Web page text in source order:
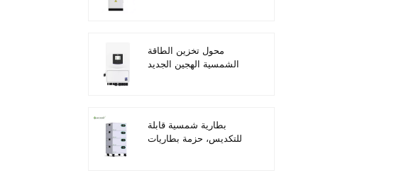
الخارجي، بجهد 51.2 فولت
وسعة 100 أمبير/ساعة.
محول تخزين الطاقة
الشمسية الهجين الجديد
بطارية شمسية قابلة
للتكديس، حزمة بطاريات